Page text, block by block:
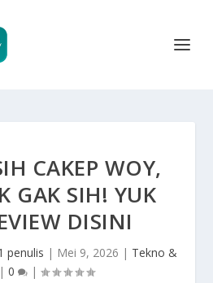
CAKEP WOY,
GAK SIH! YUK
DISINI
penulis | Mei 9, 2026 | Tekno &
| 0 |